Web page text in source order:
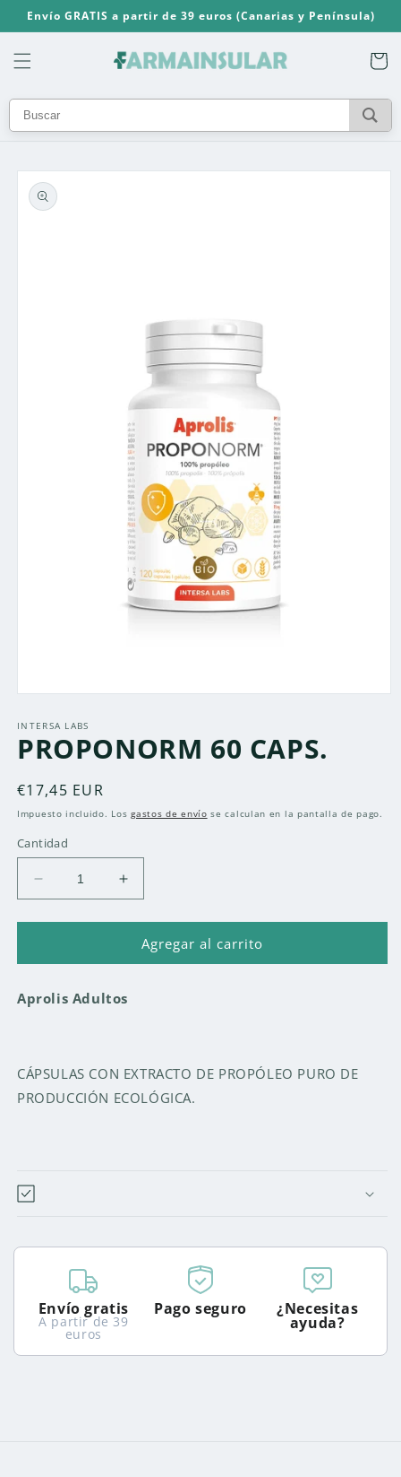
directamente
al contenido
Envío GRATIS a partir de 39 euros (Canarias y Península)
Carrito
directamente
a la
información
multimedia
1
en
modal
INTERSA LABS
PROPONORM 60 CAPS.
Precio
habitual
€17,45 EUR
Impuesto incluido. Losgastos de envío se calculan en la pantalla de pago.
Cantidad
Reducir
cantidad
para
PROPONORM
60
Aumentar
cantidad
para
PROPONORM
60
Agregar al carrito
Aprolis Adultos
CÁPSULAS CON EXTRACTO DE PROPÓLEO PURO DE
PRODUCCIÓN ECOLÓGICA.
Envío gratis
A partir de 39
euros
Pago seguro ¿Necesitas
ayuda?